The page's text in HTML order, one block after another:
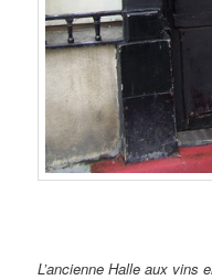
L’ancienne Halle aux vins